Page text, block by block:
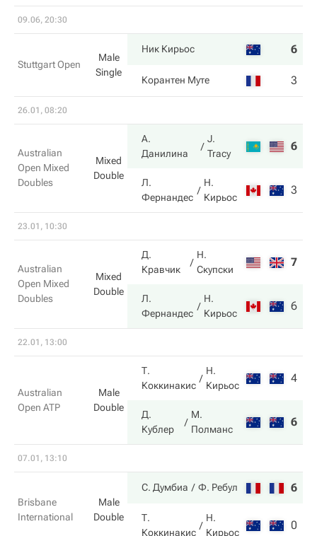
09.06, 20:30
Stuttgart Open
Male
Single
Ник Кирьос 6
Корантен Муте 3
26.01, 08:20
Australian
Open Mixed
Doubles
Mixed
Double
А.
Данилина
J.
Tracy
6
Л.
Фернандес
Н.
Кирьос
3
23.01, 10:30
Australian
Open Mixed
Doubles
Mixed
Double
Д.
Кравчик
Н.
Скупски
7
Л.
Фернандес
Н.
Кирьос
6
22.01, 13:00
Australian
Open ATP
Male
Double
Т.
Коккинакис
Н.
Кирьос
4
Д.
Кублер
М.
Полманс
6
07.01, 13:10
Brisbane
International
Male
Double
С. Думбиа Ф. Ребул 6
Т.
Коккинакис
Н.
Кирьос
0